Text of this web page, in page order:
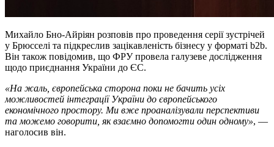
Михайло Бно-Айріян розповів про проведення серії зустрічей
у Брюсселі та підкреслив зацікавленість бізнесу у форматі b2b.
Він також повідомив, що ФРУ провела галузеве дослідження
щодо приєднання України до ЄС.
«На жаль, європейська сторона поки не бачить усіх
можливостей інтеграції України до європейського
економічного простору. Ми вже проаналізували перспективи
та можемо говорити, як взаємно допомогти один одному», —
наголосив він.